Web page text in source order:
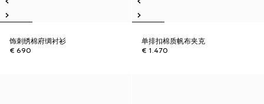
饰刺绣棉府绸衬衫
€ 690
单排扣棉质帆布夹克
€ 1.470